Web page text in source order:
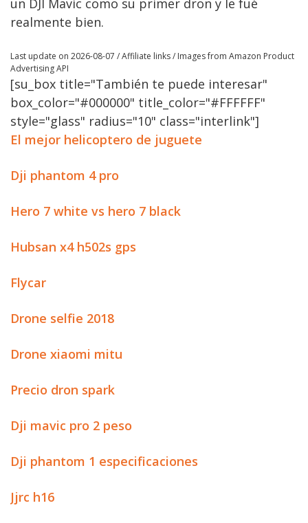
un DJI Mavic como su primer dron y le fué
realmente bien.
Last update on 2026-08-07 / Affiliate links / Images from Amazon Product
Advertising API
[su_box title="También te puede interesar"
box_color="#000000" title_color="#FFFFFF"
style="glass" radius="10" class="interlink"]
El mejor helicoptero de juguete
Dji phantom 4 pro
Hero 7 white vs hero 7 black
Hubsan x4 h502s gps
Flycar
Drone selfie 2018
Drone xiaomi mitu
Precio dron spark
Dji mavic pro 2 peso
Dji phantom 1 especificaciones
Jjrc h16